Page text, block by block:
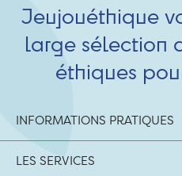
Jeujouéthique
large sélection
éthiques
INFORMATIONS PRATIQUES
LES SERVICES